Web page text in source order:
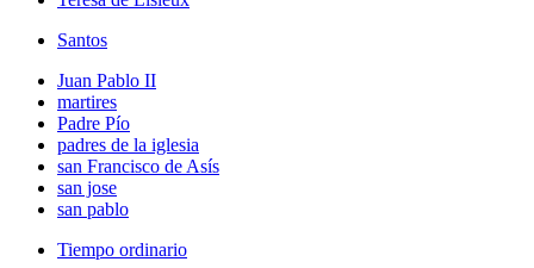
Santos
Juan Pablo II
martires
Padre Pío
padres de la iglesia
san Francisco de Asís
san jose
san pablo
Tiempo ordinario